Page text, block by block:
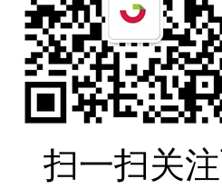
扫一扫关